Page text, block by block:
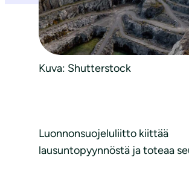
Kuva: Shutterstock
Luonnonsuojeluliitto kiittää
lausuntopyynnöstä ja toteaa